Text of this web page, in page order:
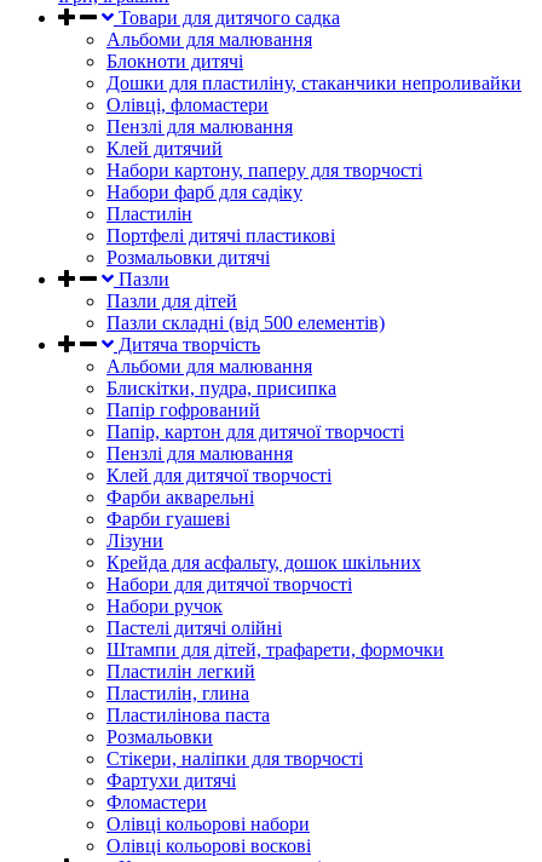
Товари для дитячого садка
Альбоми для малювання
Блокноти дитячі
Дошки для пластиліну, стаканчики непроливайки
Олівці, фломастери
Пензлі для малювання
Клей дитячий
Набори картону, паперу для творчості
Набори фарб для садіку
Пластилін
Портфелі дитячі пластикові
Розмальовки дитячі
Пазли
Пазли для дітей
Пазли складні (від 500 елементів)
Дитяча творчість
Альбоми для малювання
Блискітки, пудра, присипка
Папір гофрований
Папір, картон для дитячої творчості
Пензлі для малювання
Клей для дитячої творчості
Фарби акварельні
Фарби гуашеві
Лізуни
Крейда для асфальту, дошок шкільних
Набори для дитячої творчості
Набори ручок
Пастелі дитячі олійні
Штампи для дітей, трафарети, формочки
Пластилін легкий
Пластилін, глина
Пластилінова паста
Розмальовки
Стікери, наліпки для творчості
Фартухи дитячі
Фломастери
Олівці кольорові набори
Олівці кольорові воскові